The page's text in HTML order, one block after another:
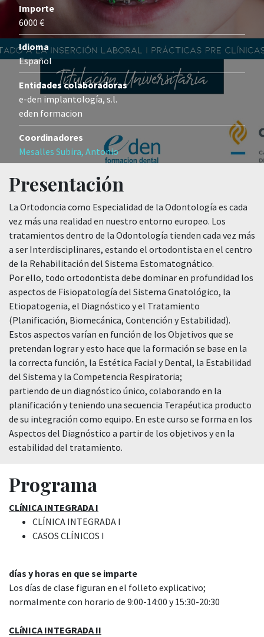
Importe
6000 €
Idioma
Español
Entidades colaboradoras
e-den implantología, s.l.
eden formacion
Coordinadores
Mesalles Subira, Antonio
Presentación
La Ortodoncia como Especialidad de la Odontología es cada
vez más una realidad en nuestro entorno europeo. Los
tratamientos dentro de la Odontología tienden cada vez más
a ser Interdisciplinares, estando el ortodontista en el centro
de la Rehabilitación del Sistema Estomatognático.
Por ello, todo ortodontista debe dominar en profundidad los
aspectos de Fisiopatología del Sistema Gnatológico, la
Etiopatogenia, el Diagnóstico y el Tratamiento
(Planificación, Biomecánica, Contención y Estabilidad).
Estos aspectos varían en función de los Objetivos que se
pretendan lograr y esto hace que la formación se base en la
la correcta función, la Estética Facial y Dental, la Estabilidad
del Sistema y la Competencia Respiratoria;
partiendo de un diagnóstico único, colaborando en la
planificación y teniendo una secuencia Terapéutica producto
de su integración como equipo. En este curso se forma en los
Aspectos del Diagnóstico a partir de los objetivos y en la
estabilidad del tratamiento.
Programa
CLíNICA INTEGRADA I
CLÍNICA INTEGRADA I
CASOS CLÍNICOS I
días y horas en que se imparte
Los días de clase figuran en el folleto explicativo;
normalmente con horario de 9:00-14:00 y 15:30-20:30
CLíNICA INTEGRADA II